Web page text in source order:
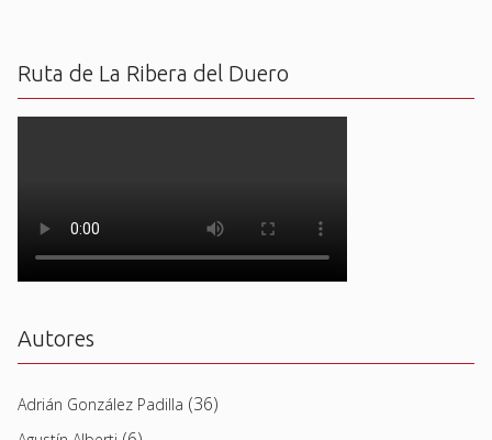
Ruta de La Ribera del Duero
Autores
Adrián González Padilla (36)